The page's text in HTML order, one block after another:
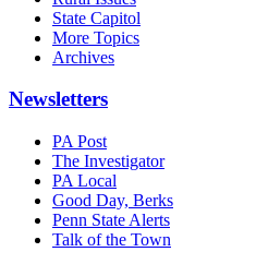
State Capitol
More Topics
Archives
Newsletters
PA Post
The Investigator
PA Local
Good Day, Berks
Penn State Alerts
Talk of the Town